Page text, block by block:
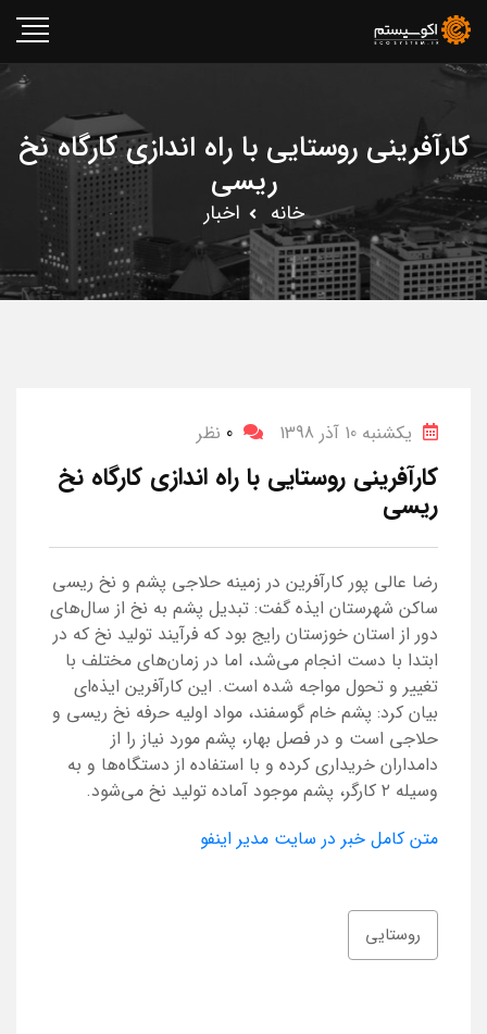
کارآفرینی روستایی با راه اندازی کارگاه نخ
ریسی
خانه اخبار
یکشنبه 10 آذر 1398 0 نظر
کارآفرینی روستایی با راه اندازی کارگاه نخ
ریسی
رضا عالی پور کارآفرین در زمینه حلاجی پشم و نخ ریسی
ساکن شهرستان ایذه گفت: تبدیل پشم به نخ از سال‌های
دور از استان خوزستان رایج بود که فرآیند تولید نخ که در
ابتدا با دست انجام می‌شد، اما در زمان‌های مختلف با
تغییر و تحول مواجه شده است. این کارآفرین ایذه‌ای
بیان کرد: پشم خام گوسفند، مواد اولیه حرفه نخ ریسی و
حلاجی است و در فصل بهار، پشم مورد نیاز را از
دامداران خریداری کرده و با استفاده از دستگاه‌ها و به
وسیله ۲ کارگر، پشم موجود آماده تولید نخ می‌شود.
متن کامل خبر در سایت مدیر اینفو
روستایی